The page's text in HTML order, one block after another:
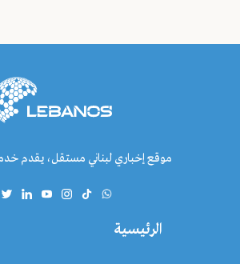
موقع إخباري لبناني مستقل، يقدم خدمة
الرئيسية